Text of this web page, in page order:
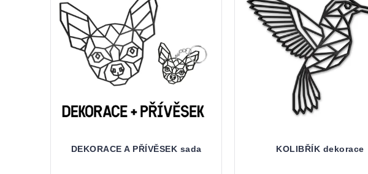
DEKORACE A PŘÍVĚSEK sada KOLIBŘÍK dekorace